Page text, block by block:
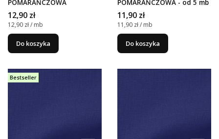
POMARAŃCZOWA
Cena
12,90 zł
Cena jednostkowa
12,90 zł / mb
Do koszyka
POMARAŃCZOWA - od 5 mb
Cena
11,90 zł
Cena jednostkowa
11,90 zł / mb
Do koszyka
Bestseller